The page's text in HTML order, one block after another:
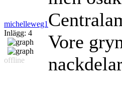
michelleweg1
Inlägg: 4
offline
Vore